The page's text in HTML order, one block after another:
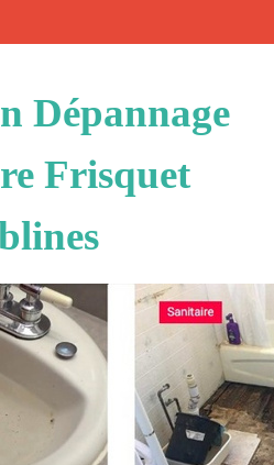
Dépannage
Frisquet